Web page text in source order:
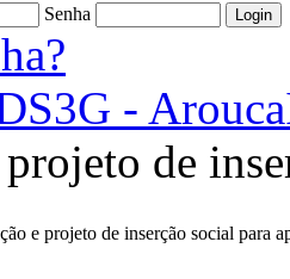
Senha
-
projeto de
e projeto de inserção social para